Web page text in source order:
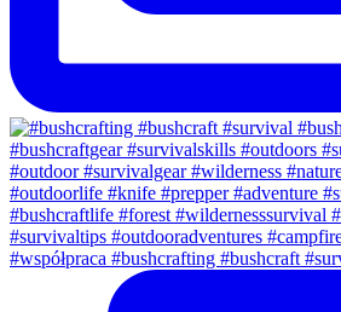
#współpraca #bushcrafting #bushcraft